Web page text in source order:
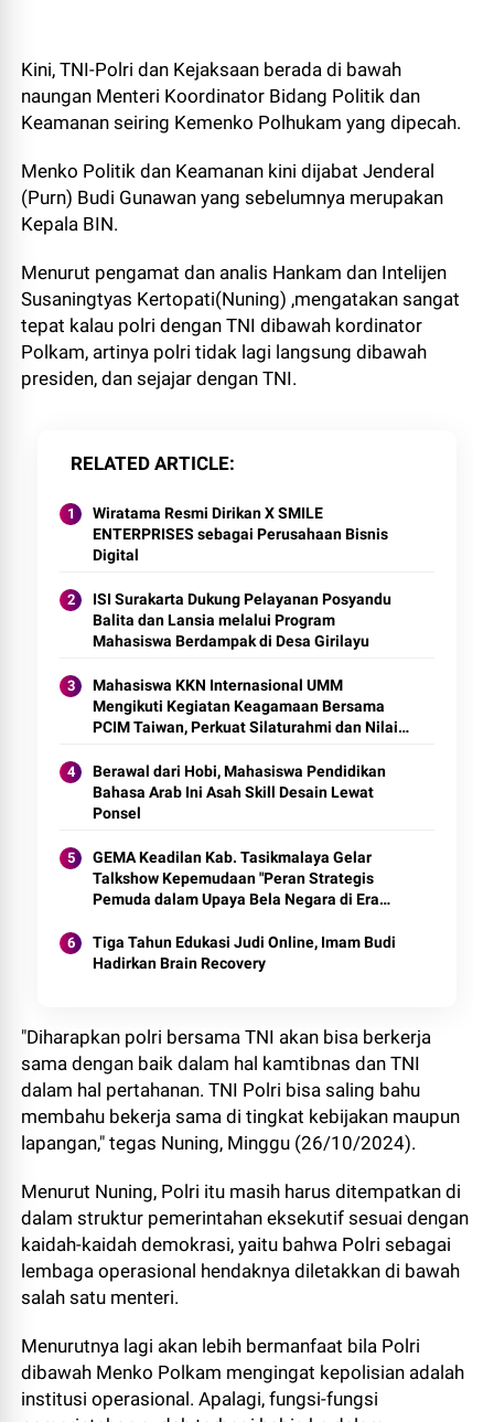
Kini, TNI-Polri dan Kejaksaan berada di bawah
naungan Menteri Koordinator Bidang Politik dan
Keamanan seiring Kemenko Polhukam yang dipecah.
Menko Politik dan Keamanan kini dijabat Jenderal
(Purn) Budi Gunawan yang sebelumnya merupakan
Kepala BIN.
Menurut pengamat dan analis Hankam dan Intelijen
Susaningtyas Kertopati(Nuning) ,mengatakan sangat
tepat kalau polri dengan TNI dibawah kordinator
Polkam, artinya polri tidak lagi langsung dibawah
presiden, dan sejajar dengan TNI.
RELATED ARTICLE
Wiratama Resmi Dirikan X SMILE
ENTERPRISES sebagai Perusahaan Bisnis
Digital
ISI Surakarta Dukung Pelayanan Posyandu
Balita dan Lansia melalui Program
Mahasiswa Berdampak di Desa Girilayu
Mahasiswa KKN Internasional UMM
Mengikuti Kegiatan Keagamaan Bersama
PCIM Taiwan, Perkuat Silaturahmi dan Nilai
Berawal dari Hobi, Mahasiswa Pendidikan
Bahasa Arab Ini Asah Skill Desain Lewat
Ponsel
GEMA Keadilan Kab. Tasikmalaya Gelar
Talkshow Kepemudaan "Peran Strategis
Pemuda dalam Upaya Bela Negara di Era
Tiga Tahun Edukasi Judi Online, Imam Budi
Hadirkan Brain Recovery
"Diharapkan polri bersama TNI akan bisa berkerja
sama dengan baik dalam hal kamtibnas dan TNI
dalam hal pertahanan. TNI Polri bisa saling bahu
membahu bekerja sama di tingkat kebijakan maupun
lapangan," tegas Nuning, Minggu (26/10/2024).
Menurut Nuning, Polri itu masih harus ditempatkan di
dalam struktur pemerintahan eksekutif sesuai dengan
kaidah-kaidah demokrasi, yaitu bahwa Polri sebagai
lembaga operasional hendaknya diletakkan di bawah
salah satu menteri.
Menurutnya lagi akan lebih bermanfaat bila Polri
dibawah Menko Polkam mengingat kepolisian adalah
institusi operasional. Apalagi, fungsi-fungsi